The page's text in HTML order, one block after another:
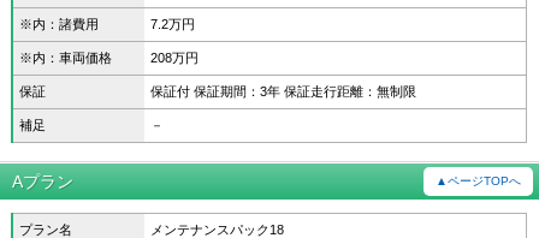
※内：諸費用 7.2万円
※内：車両価格 208万円
保証 保証付 保証期間：3年 保証走行距離：無制限
補足 －
Aプラン ▲ページTOPへ
プラン名 メンテナンスパック18